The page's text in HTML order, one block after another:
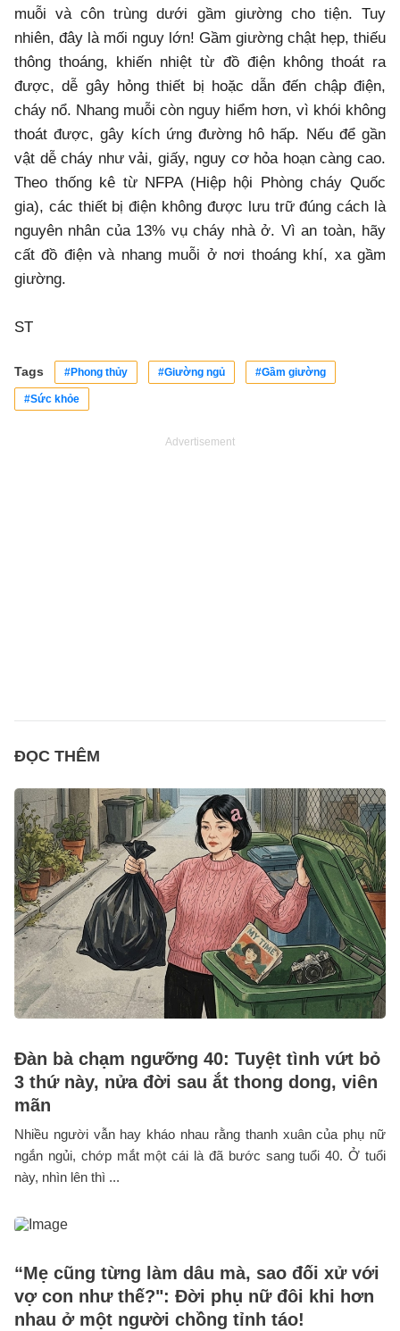
muỗi và côn trùng dưới gầm giường cho tiện. Tuy
nhiên, đây là mối nguy lớn! Gầm giường chật hẹp, thiếu
thông thoáng, khiến nhiệt từ đồ điện không thoát ra
được, dễ gây hỏng thiết bị hoặc dẫn đến chập điện,
cháy nổ. Nhang muỗi còn nguy hiểm hơn, vì khói không
thoát được, gây kích ứng đường hô hấp. Nếu để gần
vật dễ cháy như vải, giấy, nguy cơ hỏa hoạn càng cao.
Theo thống kê từ NFPA (Hiệp hội Phòng cháy Quốc
gia), các thiết bị điện không được lưu trữ đúng cách là
nguyên nhân của 13% vụ cháy nhà ở. Vì an toàn, hãy
cất đồ điện và nhang muỗi ở nơi thoáng khí, xa gầm
giường.
ST
Tags #Phong thủy #Giường ngủ #Gầm giường
#Sức khỏe
Advertisement
ĐỌC THÊM
Đàn bà chạm ngưỡng 40: Tuyệt tình vứt bỏ
3 thứ này, nửa đời sau ắt thong dong, viên
mãn
Nhiều người vẫn hay kháo nhau rằng thanh xuân của phụ nữ
ngắn ngủi, chớp mắt một cái là đã bước sang tuổi 40. Ở tuổi
này, nhìn lên thì ...
“Mẹ cũng từng làm dâu mà, sao đối xử với
vợ con như thế?": Đời phụ nữ đôi khi hơn
nhau ở một người chồng tỉnh táo!